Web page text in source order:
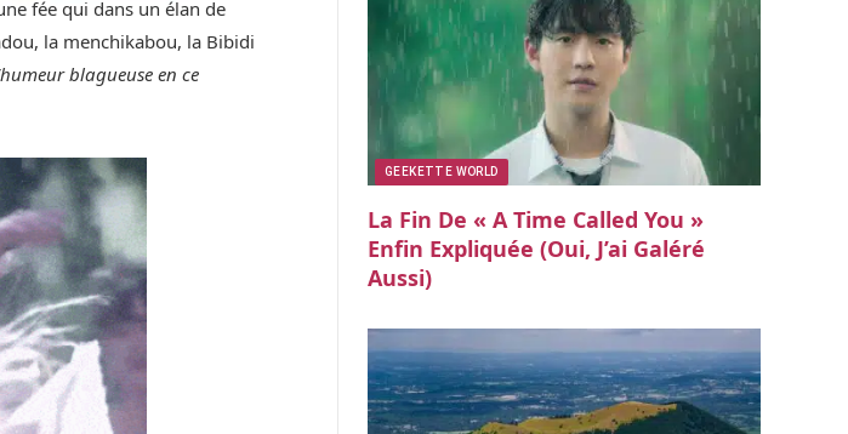
fée qui dans un élan de
la menchikabou, la Bibidi
blagueuse en ce
GEEKETTE WORLD
La Fin De « A Time Called You »
Enfin Expliquée (oui, J’ai Galéré
Aussi)